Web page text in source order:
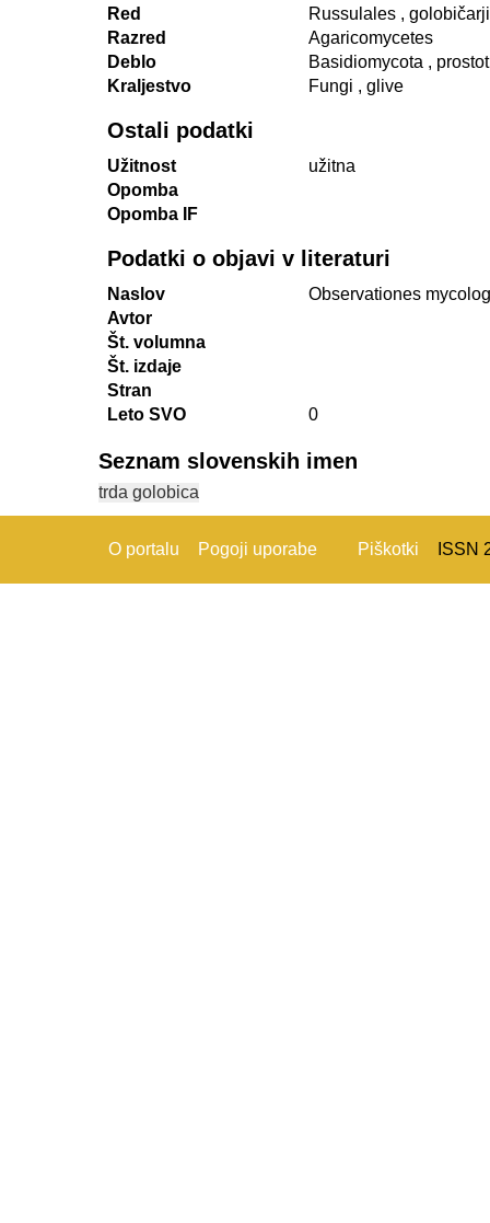
Red
Russulales , golobičarji
Razred
Agaricomycetes
Deblo
Basidiomycota ,
Kraljestvo
Fungi , glive
Ostali podatki
Užitnost
užitna
Opomba
Opomba IF
Podatki o objavi v literaturi
Naslov
Observationes
Avtor
Št. volumna
Št. izdaje
Stran
Leto SVO
0
Seznam slovenskih imen
trda golobica
O portalu Pogoji uporabe Piškotki ISSN